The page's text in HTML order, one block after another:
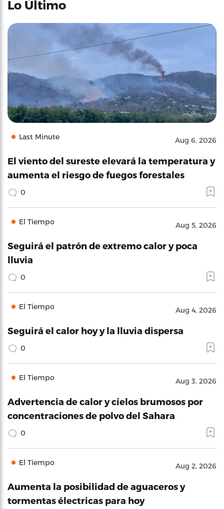
Lo Último
Last Minute Aug 6, 2026
El viento del sureste elevará la temperatura y
aumenta el riesgo de fuegos forestales
0
El Tiempo Aug 5, 2026
Seguirá el patrón de extremo calor y poca
lluvia
0
El Tiempo Aug 4, 2026
Seguirá el calor hoy y la lluvia dispersa
0
El Tiempo Aug 3, 2026
Advertencia de calor y cielos brumosos por
concentraciones de polvo del Sahara
0
El Tiempo Aug 2, 2026
Aumenta la posibilidad de aguaceros y
tormentas électricas para hoy